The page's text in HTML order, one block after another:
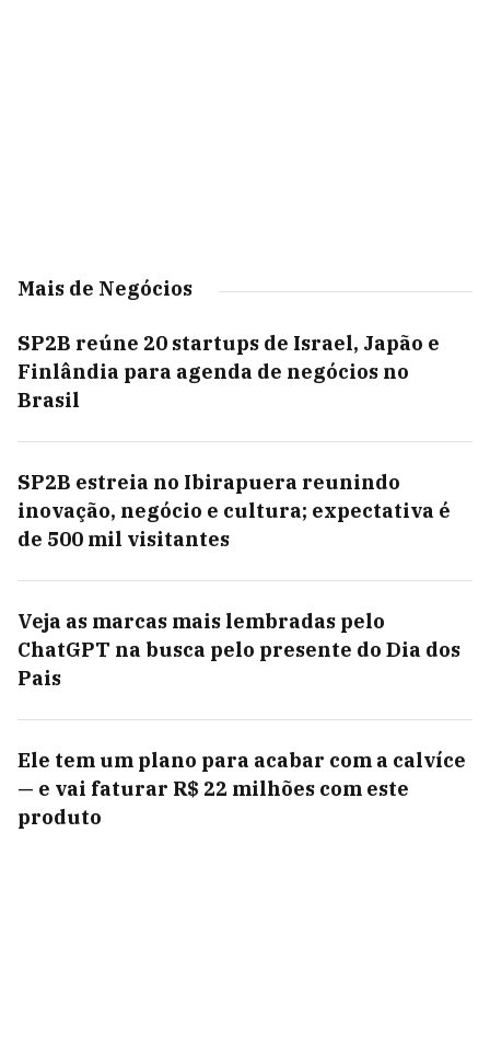
Mais de Negócios
SP2B reúne 20 startups de Israel, Japão e
Finlândia para agenda de negócios no
Brasil
SP2B estreia no Ibirapuera reunindo
inovação, negócio e cultura; expectativa é
de 500 mil visitantes
Veja as marcas mais lembradas pelo
ChatGPT na busca pelo presente do Dia dos
Pais
Ele tem um plano para acabar com a calvíce
— e vai faturar R$ 22 milhões com este
produto